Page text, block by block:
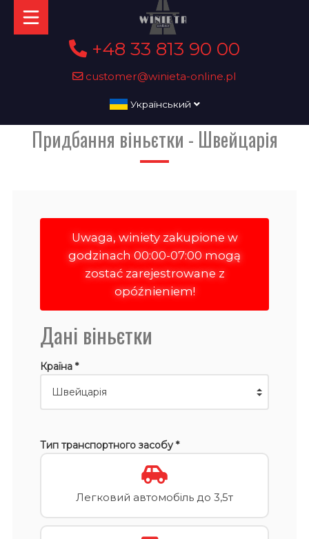
+48 33 813 90 00
customer@winieta-online.pl
Український
Придбання віньєтки - Швейцарія
Uwaga, winiety zakupione w
godzinach 00:00-07:00 mogą
zostać zarejestrowane z
opóźnieniem!
Дані віньєтки
Країна *
Тип транспортного засобу *
Легковий автомобіль до 3,5т